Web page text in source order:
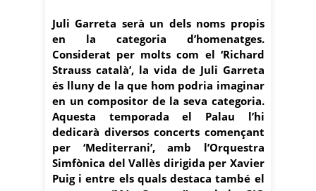
Juli Garreta serà un dels noms propis
en la categoria d’homenatges.
Considerat per molts com el ‘Richard
Strauss català’, la vida de Juli Garreta
és lluny de la que hom podria imaginar
en un compositor de la seva categoria.
Aquesta temporada el Palau l’hi
dedicarà diversos concerts començant
per ‘Mediterrani’, amb l’Orquestra
Simfònica del Vallès dirigida per Xavier
Puig i entre els quals destaca també el